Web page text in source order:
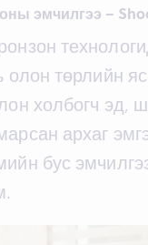
эмчилгээ –
олон төрлийн
холбогч эд,
архаг
бус